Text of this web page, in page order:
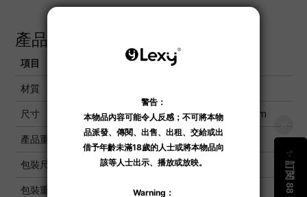
產品規格
項目
材質
尺寸
中碼：B78-88、W58-70、H87-95 cm
產品重量 (g)
45
包裝尺寸 (mm)
325 x 240 x 12
包裝重量 (g)